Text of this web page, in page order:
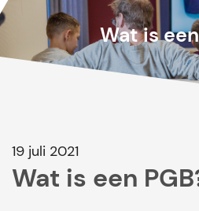
Wat is
19 juli 2021
Wat is een